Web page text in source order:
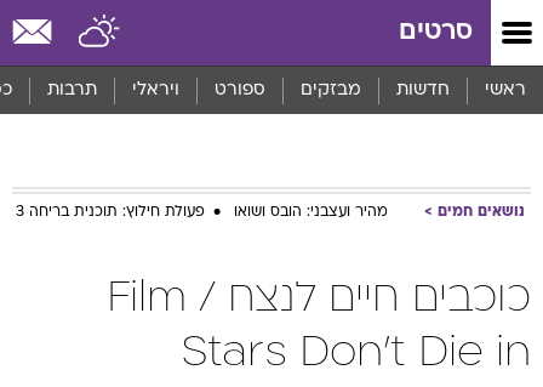
סרטים
ראשי חדשות מבזקים ספורט ויראלי תרבות
נושאים חמים מהיר ועצבני: הובס ושואו פעולת חילוץ: תוכנית בריחה 3
כוכבים חיים לנצח / Film
Stars Don't Die in